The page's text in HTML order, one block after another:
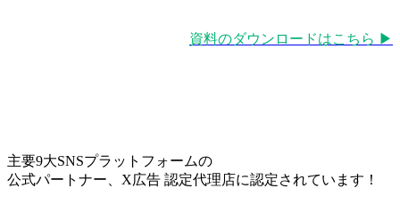
資料のダウンロードはこちら ▶︎
主要9大SNSプラットフォームの
公式パートナー、X広告 認定代理店に認定されています！